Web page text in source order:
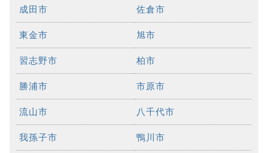
成田市 佐倉市
東金市 旭市
習志野市 柏市
勝浦市 市原市
流山市 八千代市
我孫子市 鴨川市